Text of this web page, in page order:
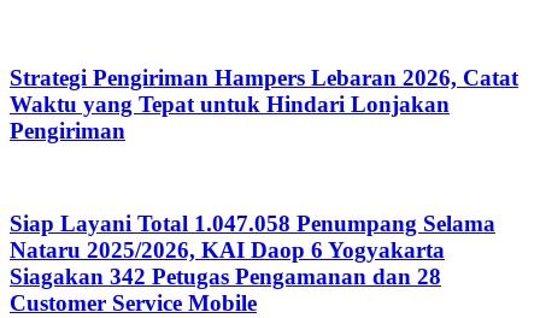
Strategi Pengiriman Hampers Lebaran 2026, Catat
Waktu yang Tepat untuk Hindari Lonjakan
Pengiriman
Siap Layani Total 1.047.058 Penumpang Selama
Nataru 2025/2026, KAI Daop 6 Yogyakarta
Siagakan 342 Petugas Pengamanan dan 28
Customer Service Mobile